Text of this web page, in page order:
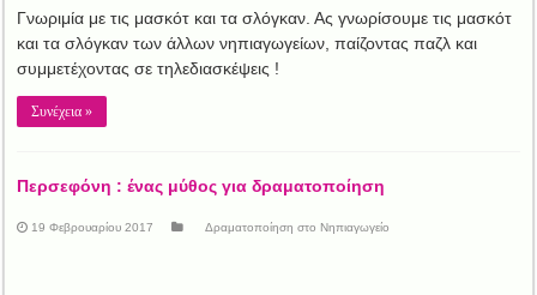
Γνωριμία με τις μασκότ και τα σλόγκαν. Ας γνωρίσουμε τις μασκότ
και τα σλόγκαν των άλλων νηπιαγωγείων, παίζοντας παζλ και
συμμετέχοντας σε τηλεδιασκέψεις !
Συνέχεια »
Περσεφόνη : ένας μύθος για δραματοποίηση
19 Φεβρουαρίου 2017 Δραματοποίηση στο Νηπιαγωγείο